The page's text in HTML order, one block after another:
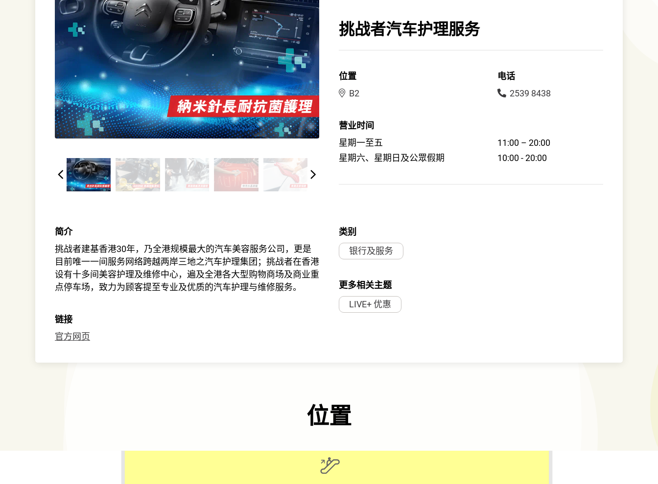
挑战者汽车护理服务
位置
B2
电话
2539 8438
营业时间
星期一至五
11:00 – 20:00
星期六、星期日及公眾假期
10:00 - 20:00
简介
挑战者建基香港30年，乃全港规模最大的汽车美容服务公司，更是
目前唯一一间服务网络跨越两岸三地之汽车护理集团；挑战者在香港
设有十多间美容护理及维修中心，遍及全港各大型购物商场及商业重
点停车场，致力为顾客提至专业及优质的汽车护理与维修服务。
链接
官方网页
类别
银行及服务
更多相关主题
LIVE+ 优惠
位置